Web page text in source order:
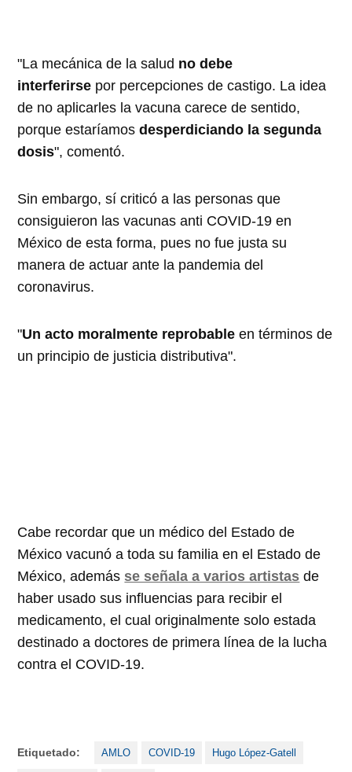
"La mecánica de la salud no debe
interferirse por percepciones de castigo. La idea
de no aplicarles la vacuna carece de sentido,
porque estaríamosdesperdiciando la segunda
dosis", comentó.
Sin embargo, sí criticó a las personas que
consiguieron las vacunas anti COVID-19 en
México de esta forma, pues no fue justa su
manera de actuar ante la pandemia del
coronavirus.
"Un acto moralmente reprobable en términos de
un principio de justicia distributiva".
Cabe recordar que un médico del Estado de
México vacunó a toda su familia en el Estado de
México, además se señala a varios artistas de
haber usado sus influencias para recibir el
medicamento, el cual originalmente solo estada
destinado a doctores de primera línea de la lucha
contra el COVID-19.
Etiquetado: AMLO COVID-19 Hugo López-Gatell